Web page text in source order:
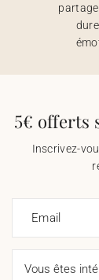
5€ offerts
Inscrivez-
Email